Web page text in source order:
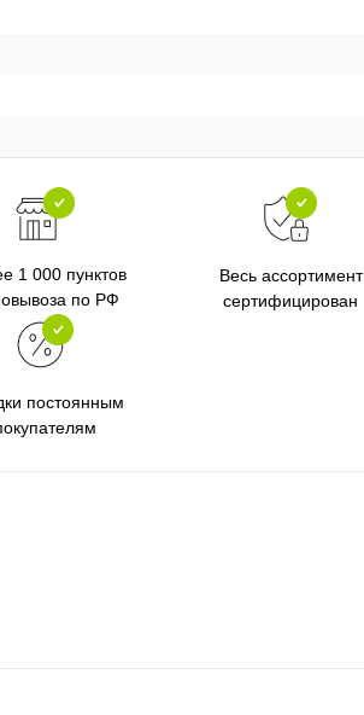
1 000 пунктов
по РФ
Весь ассортимент
сертифицирован
постоянным